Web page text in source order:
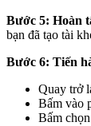
Bước 5: Hoàn
bạn đã tạo tài
Bước 6: Tiến
Quay trở
Bấm vào
Bấm